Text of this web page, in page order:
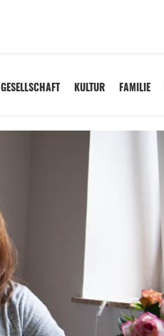
GESELLSCHAFT KULTUR FAMILIE